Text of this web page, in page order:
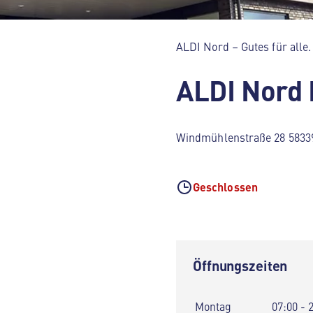
ALDI Nord – Gutes für alle.
ALDI
Windmühlenstraße 28
Geschlossen
Öffnungszeiten
Montag 07:00 -